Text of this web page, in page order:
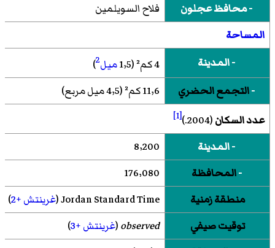
- محافظ عجلون
فلاح السويلمين
المساحة
- المدينة
4كم² (1٫5 ميل2
)
-التجمع الحضري
11٫6 كم² (4٫5 ميل مربع)
عدد السكان(2004.)
[1]
- المدينة
8٬200
-المحافظة
176٬080
منطقة زمنية
Jordan Standard Time
(غرينتش +2 )
توقيت صيفي
observed
(غرينتش +3 )